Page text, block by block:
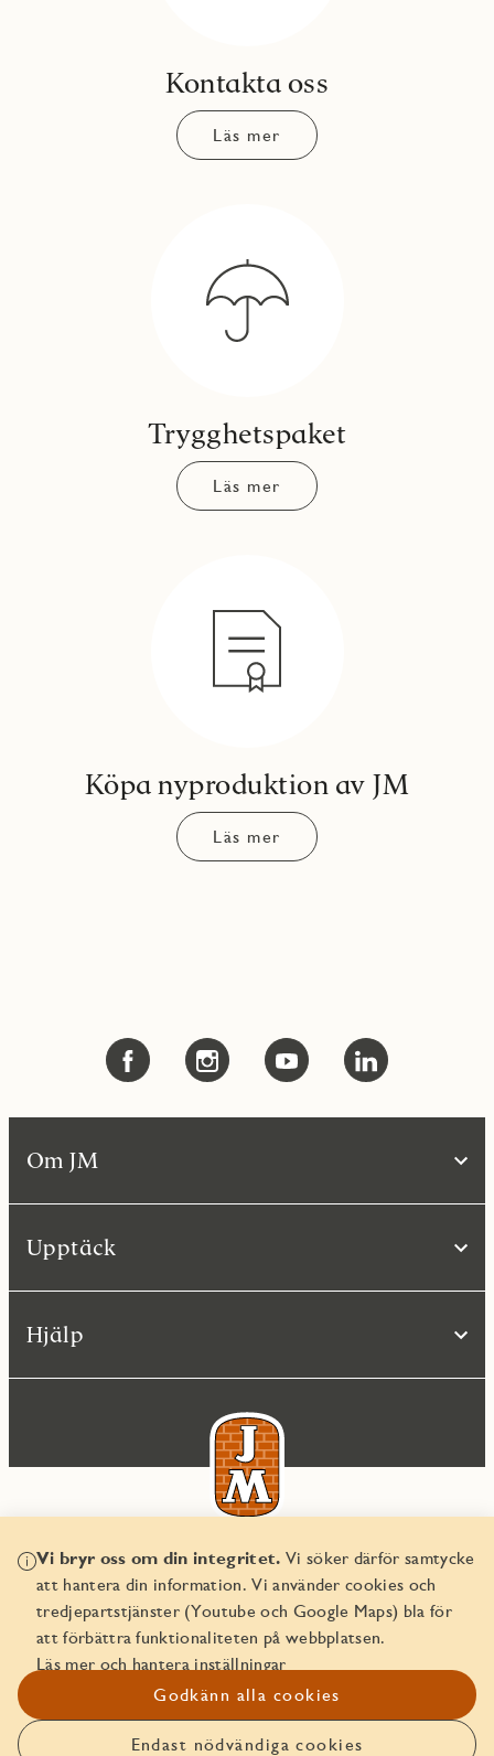
Kontakta oss
Läs mer
Trygghetspaket
Läs mer
Köpa nyproduktion av JM
Läs mer
Vi bryr oss om din integritet. Vi söker därför samtycke
att hantera din information. Vi använder cookies och
tredjepartstjänster (Youtube och Google Maps) bla för
att förbättra funktionaliteten på webbplatsen.
Läs mer och hantera inställningar
Godkänn alla cookies
Endast nödvändiga cookies
Om JM
Upptäck
Hjälp
© JM AB 2026
Organisationsnummer 556045-2103